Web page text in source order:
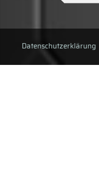
Datenschutzerklärung